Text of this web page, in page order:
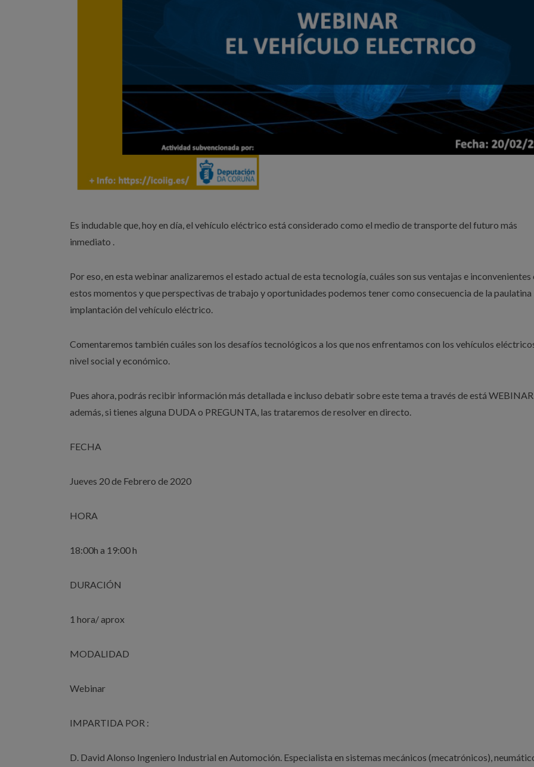
Es indudable que, hoy en día, el vehículo eléctrico está considerado como el medio de transporte del futuro más
inmediato .
Por eso, en esta webinar analizaremos el estado actual de esta tecnología, cuáles son sus ventajas e inconvenientes
estos momentos y que perspectivas de trabajo y oportunidades podemos tener como consecuencia de la paulatina
implantación del vehículo eléctrico.
Comentaremos también cuáles son los desafíos tecnológicos a los que nos enfrentamos con los vehículos
nivel social y económico.
Pues ahora, podrás recibir información más detallada e incluso debatir sobre este tema a través de está
además, si tienes alguna DUDA o PREGUNTA, las trataremos de resolver en directo.
FECHA
Jueves 20 de Febrero de 2020
HORA
18:00h a 19:00 h
DURACIÓN
1 hora/ aprox
MODALIDAD
Webinar
IMPARTIDA POR :
D. David Alonso Ingeniero Industrial en Automoción. Especialista en sistemas mecánicos (mecatrónicos),